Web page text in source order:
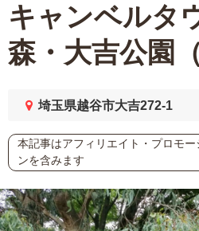
キャンベルタ
森・大吉公園
埼玉県越谷市大吉272-1
本記事はアフィリエイト・プロモー
ンを含みます